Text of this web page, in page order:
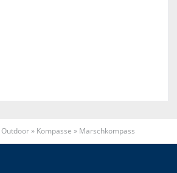
Outdoor» Kompasse » Marschkompass